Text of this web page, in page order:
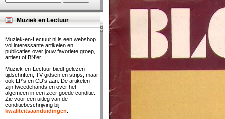
Muziek en Lectuur
Muziek-en-Lectuur.nl is een webshop
vol interessante artikelen en
publicaties over jouw favoriete groep,
artiest of BN'er.
Muziek-en-Lectuur biedt gelezen
tijdschriften, TV-gidsen en strips, maar
ook LP's en CD's aan. De artikelen
zijn tweedehands en over het
algemeen in een zeer goede conditie.
Zie voor een uitleg van de
conditiebeschrijving bij
kwaliteitsaanduidingen